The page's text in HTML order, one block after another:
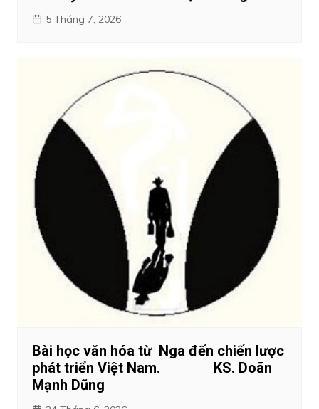
5 Tháng 7, 2026
Bài học văn hóa từ Nga đến chiến lược
phát triển Việt Nam. KS. Doãn
Mạnh Dũng